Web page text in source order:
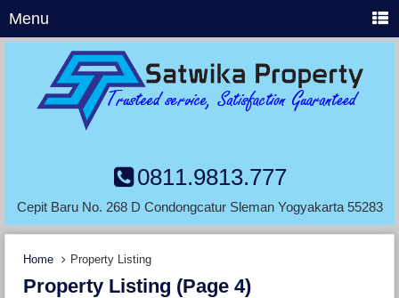
Menu
0811.9813.777
Cepit Baru No. 268 D Condongcatur Sleman Yogyakarta 55283
Home Property Listing
Property Listing (page 4)